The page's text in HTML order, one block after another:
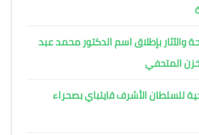
والآثار بإطلاق اسم الدكتور محمد عبد
المتحفي
للسلطان الأشرف قايتباي بصحراء